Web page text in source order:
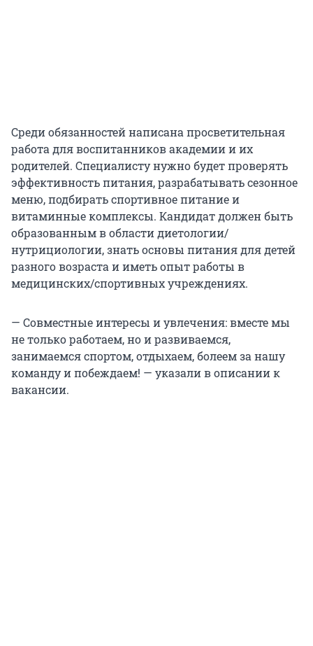
Среди обязанностей написана просветительная
работа для воспитанников академии и их
родителей. Специалисту нужно будет проверять
эффективность питания, разрабатывать сезонное
меню, подбирать спортивное питание и
витаминные комплексы. Кандидат должен быть
образованным в области диетологии/
нутрициологии, знать основы питания для детей
разного возраста и иметь опыт работы в
медицинских/спортивных учреждениях.
— Совместные интересы и увлечения: вместе мы
не только работаем, но и развиваемся,
занимаемся спортом, отдыхаем, болеем за нашу
команду и побеждаем! — указали в описании к
вакансии.